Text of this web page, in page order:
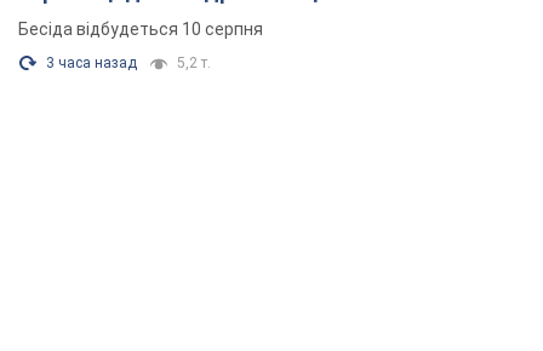
Бесіда відбудеться 10 серпня
3 часа назад 5,2 т.